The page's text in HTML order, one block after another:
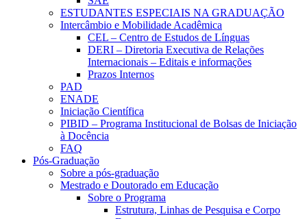
ESTUDANTES ESPECIAIS NA GRADUAÇÃO
Intercâmbio e Mobilidade Acadêmica
CEL – Centro de Estudos de Línguas
DERI – Diretoria Executiva de Relações
Internacionais – Editais e informações
Prazos Internos
PAD
ENADE
Iniciação Científica
PIBID – Programa Institucional de Bolsas de Iniciação
à Docência
FAQ
Pós-Graduação
Sobre a pós-graduação
Mestrado e Doutorado em Educação
Sobre o Programa
Estrutura, Linhas de Pesquisa e Corpo